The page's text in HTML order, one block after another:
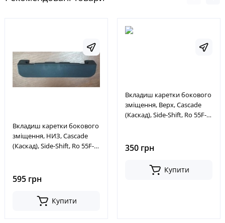
Вкладиш каретки бокового
зміщення, НИЗ, Cascade
(Каскад), Side-Shift, Ro 55F-
595 грн
Купити
Вкладиш каретки бокового
зміщення, Верх, Cascade
(Каскад), Side-Shift, Ro 55F-
350 грн
Купити